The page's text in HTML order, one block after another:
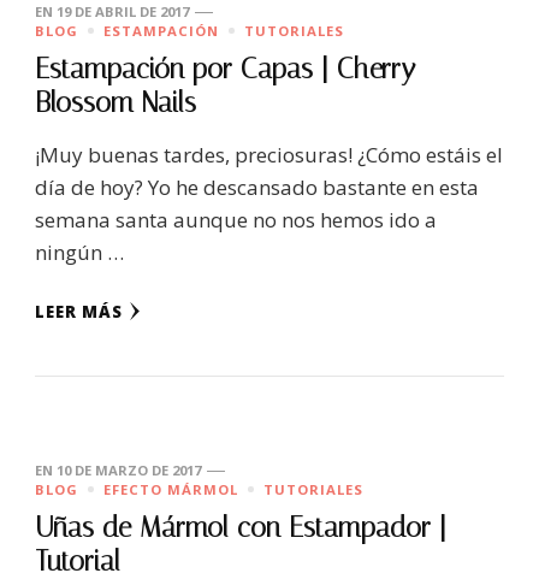
EN 19 DE ABRIL DE 2017
BLOG
ESTAMPACIÓN TUTORIALES
Estampación por Capas | Cherry
Blossom Nails
¡Muy buenas tardes, preciosuras! ¿Cómo estáis el
día de hoy? Yo he descansado bastante en esta
semana santa aunque no nos hemos ido a
ningún …
LEER MÁS
EN 10 DE MARZO DE 2017
BLOG
EFECTO MÁRMOL TUTORIALES
Uñas de Mármol con Estampador |
Tutorial